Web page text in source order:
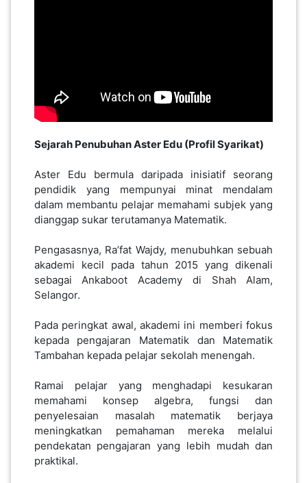
Sejarah Penubuhan Aster Edu (Profil Syarikat)
Aster Edu bermula daripada inisiatif seorang
pendidik yang mempunyai minat mendalam
dalam membantu pelajar memahami subjek yang
dianggap sukar terutamanya Matematik.
Pengasasnya, Ra’fat Wajdy, menubuhkan sebuah
akademi kecil pada tahun 2015 yang dikenali
sebagai Ankaboot Academy di Shah Alam,
Selangor.
Pada peringkat awal, akademi ini memberi fokus
kepada pengajaran Matematik dan Matematik
Tambahan kepada pelajar sekolah menengah.
Ramai pelajar yang menghadapi kesukaran
memahami konsep algebra, fungsi dan
penyelesaian masalah matematik berjaya
meningkatkan pemahaman mereka melalui
pendekatan pengajaran yang lebih mudah dan
praktikal.
PERLIS(6)
KUALA
LUMPUR(16)
LABUAN(2)
MALAYSIA(82)
SINGAPORE(0)
BRUNEI(0)